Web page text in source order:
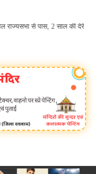
से पास, 2 साल की देरी
के आदेश से ही होगा